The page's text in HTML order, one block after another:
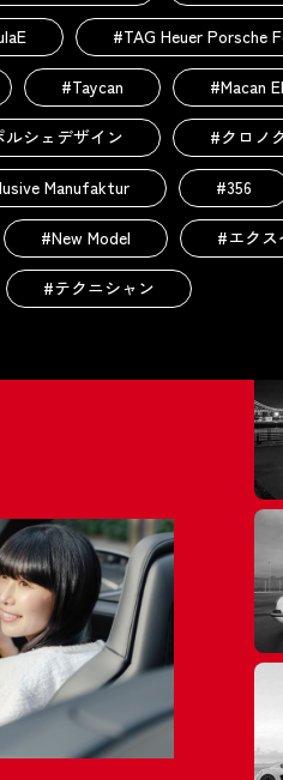
#TAG Heuer Porsche
#Taycan #Macan
ルシェデザイン #クロノ
Manufaktur #356
#New Model #エクス
#テクニシャン